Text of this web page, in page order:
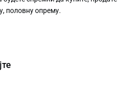
половну опрему.